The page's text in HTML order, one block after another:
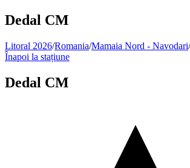
Dedal CM
Litoral 2026/Romania/Mamaia Nord - Navodari/
Înapoi la stațiune
Dedal CM